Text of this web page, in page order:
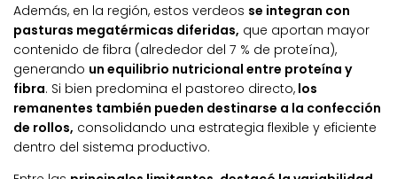
Además, en la región, estos verdeos se integran con
pasturas megatérmicas diferidas, que aportan mayor
contenido de fibra (alrededor del 7 % de proteína),
generando un equilibrio nutricional entre proteína y
fibra. Si bien predomina el pastoreo directo, los
remanentes también pueden destinarse a la confección
de rollos, consolidando una estrategia flexible y eficiente
dentro del sistema productivo.